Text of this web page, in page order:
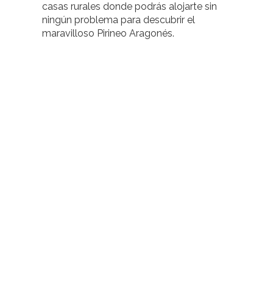
casas rurales donde podrás alojarte sin
ningún problema para descubrir el
maravilloso Pirineo Aragonés.